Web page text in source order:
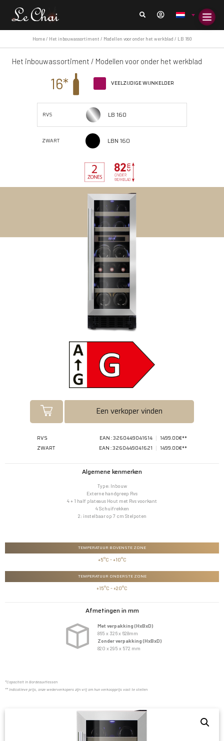
Home/ Het inbouwassortiment / Modellen voor onder het werkblad / LB 160
Het inbouwassortiment / Modellen voor onder het werkblad
16* VEELZIJDIGE WIJNKELDER
RVS LB 160
ZWART LBN 160
Een verkoper vinden
RVS EAN : 3260449041614
1499.00€**
ZWART
EAN : 3260449041621 1499.00€**
Algemene kenmerken
Type: Inbouw
Externe handgreep Rvs
4 + 1 half plateaus Hout met Rvs voorkant
4 Schuifrekken
2: instelbaar op 7 cm Stelpoten
TEMPERATUUR BOVENSTE ZONE
+5°C - +10°C
TEMPERATUUR ONDERSTE ZONE
+15°C - +20°C
Afmetingen in mm
Met verpakking (HxBxD)
865 x 326 x 628mm
Zonder verpakking (HxBxD)
820 x 295 x 572 mm
*Capaciteit in Bordeauxflessen
** indicatieve prijs, onze wederverkopers zijn vrij om hun verkoopprijs vast te stellen